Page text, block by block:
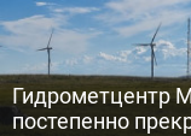
Гидрометцентр
постепенно